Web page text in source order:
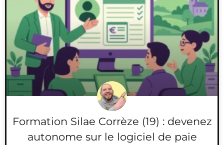
Formation Silae Corrèze (19) : devenez
autonome sur le logiciel de paie